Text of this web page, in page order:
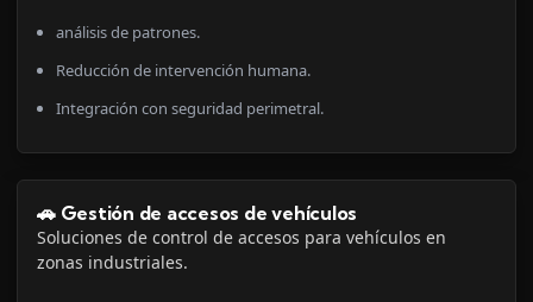
análisis de patrones.
Reducción de intervención humana.
Integración con seguridad perimetral.
🚗 Gestión de accesos de vehículos
Soluciones de control de accesos para vehículos en
zonas industriales.